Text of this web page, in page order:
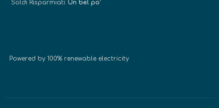
Soldi Risparmiati: Un bel po’
Powered by 100% renewable electricity